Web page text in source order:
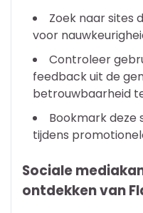
Zoek naar sites
voor
Controleer
feedback uit de
betrouwbaarheid
Bookmark deze
tijdens
Sociale
ontdekken van